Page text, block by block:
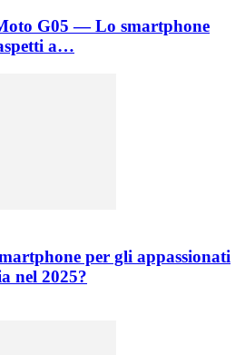
G05 — Lo smartphone
a…
per gli appassionati
nel 2025?